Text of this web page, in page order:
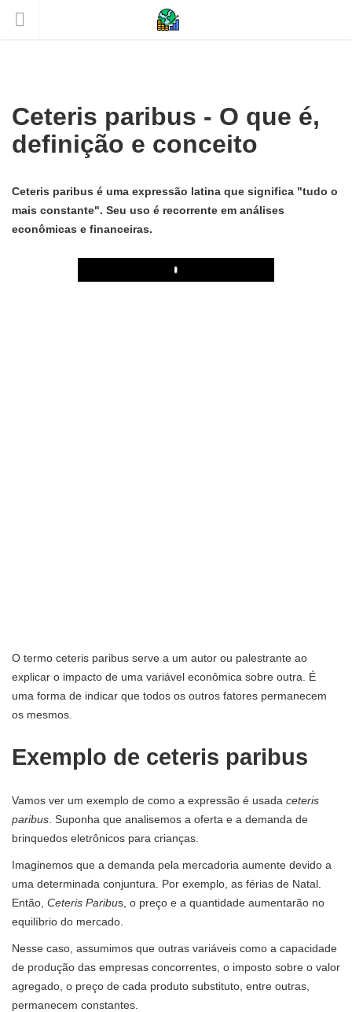
Ceteris paribus - O que é,
definição e conceito
Ceteris paribus é uma expressão latina que significa "tudo o
mais constante". Seu uso é recorrente em análises
econômicas e financeiras.
Play
O termo ceteris paribus serve a um autor ou palestrante ao
explicar o impacto de uma variável econômica sobre outra. É
uma forma de indicar que todos os outros fatores permanecem
os mesmos.
Exemplo de ceteris paribus
Vamos ver um exemplo de como a expressão é usada ceteris
paribus . Suponha que analisemos a oferta e a demanda de
brinquedos eletrônicos para crianças.
Imaginemos que a demanda pela mercadoria aumente devido a
uma determinada conjuntura. Por exemplo, as férias de Natal.
Então, Ceteris Paribus, o preço e a quantidade aumentarão no
equilíbrio do mercado.
Nesse caso, assumimos que outras variáveis ​​como a capacidade
de produção das empresas concorrentes, o imposto sobre o valor
agregado, o preço de cada produto substituto, entre outras,
permanecem constantes.